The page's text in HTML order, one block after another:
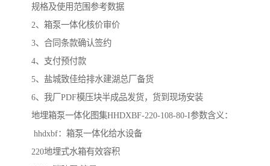
规格及使用范围参考数据
2、箱泵一体化核价审价
3、合同条款确认签约
4、支付预付款
5、盐城致佳给排水建湖总厂备货
6、我厂PDF模压块半成品发货，货到现场安装
地埋箱泵一体化图集HHDXBF-220-108-80-I参数含义：
hhdxbf：箱泵一体化给水设备
220地埋式水箱有效容积